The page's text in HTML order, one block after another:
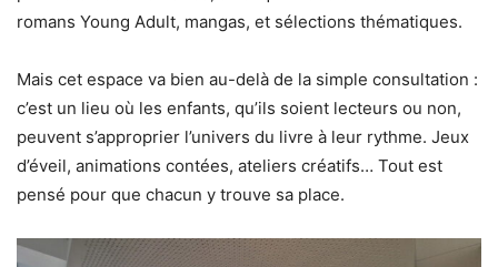
romans Young Adult, mangas, et sélections thématiques.
Mais cet espace va bien au-delà de la simple consultation :
c’est un lieu où les enfants, qu’ils soient lecteurs ou non,
peuvent s’approprier l’univers du livre à leur rythme. Jeux
d’éveil, animations contées, ateliers créatifs… Tout est
pensé pour que chacun y trouve sa place.